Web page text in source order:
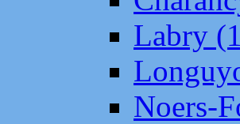
Labry
Noers-